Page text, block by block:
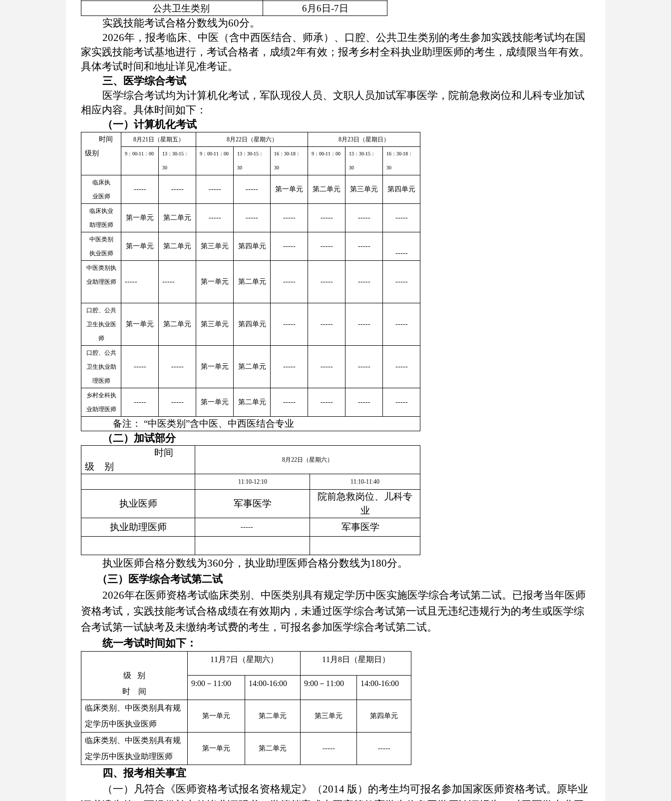
公共卫生类别
6月 6 日-7 日
实践技能考试合格分数线为60分。
2026年，报考临床、中医（含中西医结合、师承）、口腔、公共卫生类别的考生参加实践技能考试均在国
家实践技能考试基地进行，考试合格者，成绩2年有效；报考乡村全科执业助理医师的考生，成绩限当年有效。
具体考试时间和地址详见准考证。
三、医学综合考试
医学综合考试均为计算机化考试，军队现役人员、文职人员加试军事医学，院前急救岗位和儿科专业加试
相应内容。 具体时间如下：
（一）计算机化考试
时间
级别
8月 21日（星期五） 8月 22日（星期六） 8月 23日（星期日）
9 ： 00-11 ： 00 13 ： 30-15 ：
30
9 ： 00-11 ： 00 13 ： 30-15 ：
30
16 ： 30-18 ：
30
9 ： 00-11 ： 00 13 ： 30-15 ：
30
16 ： 30-18 ：
30
临床执
业医师
----- ----- ----- ----- 第一单元 第二单元 第三单元 第四单元
临床执业
助理医师
第一单元 第二单元 ----- ----- ----- ----- ----- -----
中医类别
执业医师
第一单元 第二单元 第三单元 第四单元 ----- -----
-----
-----
中医类别执
业助理医师
----- ----- 第一单元 第二单元 ----- ----- ----- -----
口腔、公共
卫生执业医
师
第一单元 第二单元 第三单元 第四单元 ----- ----- ----- -----
口腔、公共
卫生执业助
理医师
----- ----- 第一单元 第二单元 ----- ----- ----- -----
乡村全科执
业助理医师
----- ----- 第一单元 第二单元 ----- ----- ----- -----
备注 ： “中医类别”含中医、中西医结合专业
（二）加试部分
时间
级
别
8月 22日（星期六）
11:10-12:10 11:10-11:40
执业医师 军事医学
院前急救岗位、儿科专
业
执业助理医师
----- 军事医学
执业医师合格分数线为360分，执业助理医师合格分数线为180分。
（三）医学综合考试第二试
2026年在医师资格考试临床类别、中医类别具有规定学历中医实施医学综合考试第二试。已报考当年医师
资格考试，实践技能考试合格成绩在有效期内，未通过医学综合考试第一试且无违纪违规行为的考生或医学综
合考试第一试缺考及未缴纳考试费的考生，可报名参加医学综合考试第二试。
统一考试时间如下：
级
别
时
间
11月 7日（星期六） 11月 8日（星期日）
9:00－11:00 14:00-16:00 9:00－11:00 14:00-16:00
临床类别、中医类别具有规
定学历中医执业医师
第一单元 第二单元 第三单元 第四单元
临床类别、中医类别具有规
定学历中医执业助理医师
第一单元 第二单元 ----- -----
四、报考相关事宜
（一）凡符合《医师资格考试报名资格规定》（2014 版）的考生均可报名参加国家医师资格考试。原毕业